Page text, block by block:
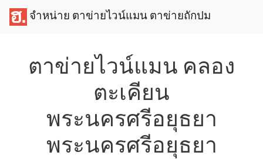
จำหน่าย ตาข่ายไวน์แมน ตาข่ายถักปม
ตาข่ายไวน์แมน คลอง
ตะเคียน
พระนครศรีอยุธยา
พระนครศรีอยุธยา